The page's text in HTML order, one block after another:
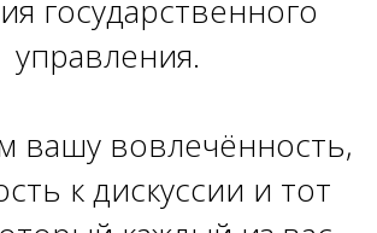
государственного
управления.
вашу вовлечённость,
к дискуссии и тот